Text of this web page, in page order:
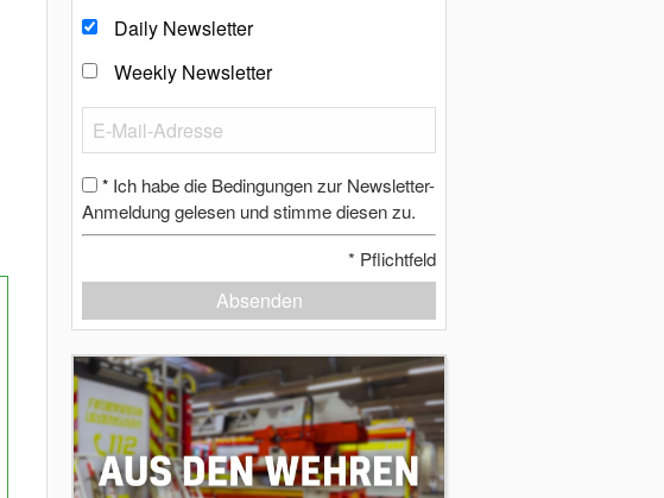
Daily Newsletter
Weekly Newsletter
* Ich habe die Bedingungen zur Newsletter-
Anmeldung gelesen und stimme diesen zu.
* Pflichtfeld
Absenden